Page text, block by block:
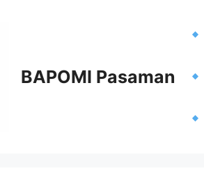
BAPOMI Pasaman